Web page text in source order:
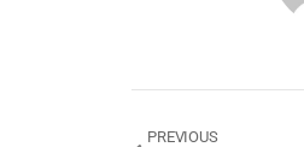
PREVIOUS